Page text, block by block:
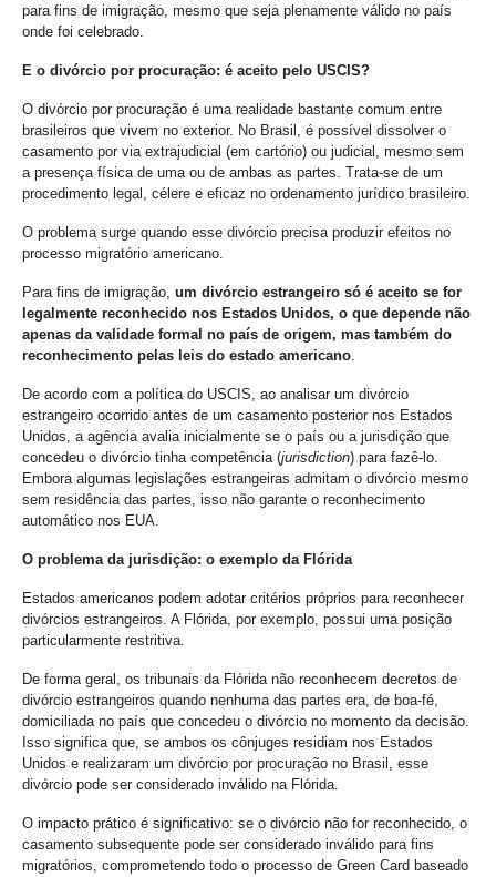
para fins de imigração, mesmo que seja plenamente válido no país
onde foi celebrado.
E o divórcio por procuração: é aceito pelo USCIS?
O divórcio por procuração é uma realidade bastante comum entre
brasileiros que vivem no exterior. No Brasil, é possível dissolver o
casamento por via extrajudicial (em cartório) ou judicial, mesmo sem
a presença física de uma ou de ambas as partes. Trata-se de um
procedimento legal, célere e eficaz no ordenamento jurídico brasileiro.
O problema surge quando esse divórcio precisa produzir efeitos no
processo migratório americano.
Para fins de imigração, um divórcio estrangeiro só é aceito se for
legalmente reconhecido nos Estados Unidos, o que depende não
apenas da validade formal no país de origem, mas também do
reconhecimento pelas leis do estado americano.
De acordo com a política do USCIS, ao analisar um divórcio
estrangeiro ocorrido antes de um casamento posterior nos Estados
Unidos, a agência avalia inicialmente se o país ou a jurisdição que
concedeu o divórcio tinha competência (jurisdiction) para fazê-lo.
Embora algumas legislações estrangeiras admitam o divórcio mesmo
sem residência das partes, isso não garante o reconhecimento
automático nos EUA.
O problema da jurisdição: o exemplo da Flórida
Estados americanos podem adotar critérios próprios para reconhecer
divórcios estrangeiros. A Flórida, por exemplo, possui uma posição
particularmente restritiva.
De forma geral, os tribunais da Flórida não reconhecem decretos de
divórcio estrangeiros quando nenhuma das partes era, de boa-fé,
domiciliada no país que concedeu o divórcio no momento da decisão.
Isso significa que, se ambos os cônjuges residiam nos Estados
Unidos e realizaram um divórcio por procuração no Brasil, esse
divórcio pode ser considerado inválido na Flórida.
O impacto prático é significativo: se o divórcio não for reconhecido, o
casamento subsequente pode ser considerado inválido para fins
migratórios, comprometendo todo o processo de Green Card baseado